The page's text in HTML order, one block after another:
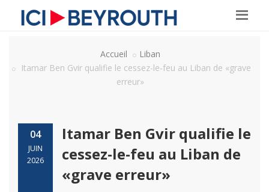
Accueil
Liban
Itamar Ben Gvir qualifie le cessez-le-feu au Liban de «grave
erreur»
04
JUIN
2026
Itamar Ben Gvir qualifie le
cessez-le-feu au Liban de
«grave erreur»